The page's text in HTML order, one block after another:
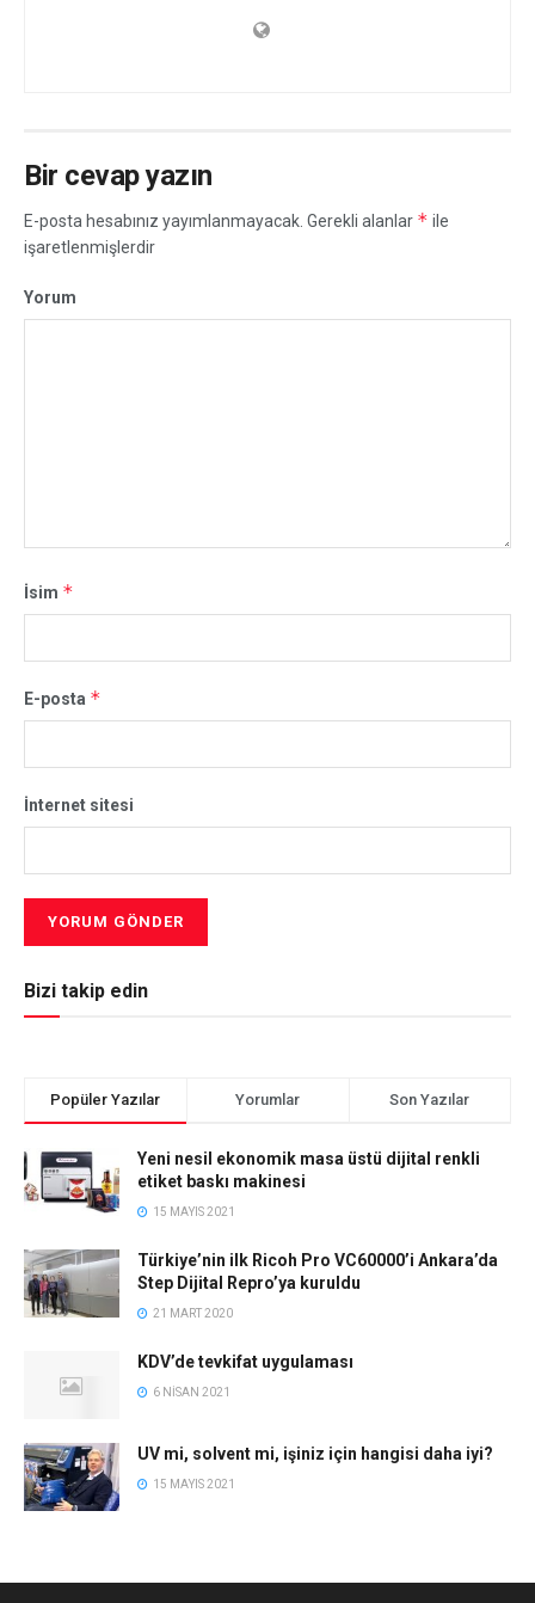
Bir cevap yazın
E-posta hesabınız yayımlanmayacak. Gerekli alanlar * ile
işaretlenmişlerdir
Yorum
İsim *
E-posta *
İnternet sitesi
Bizi takip edin
Popüler Yazılar Yorumlar Son Yazılar
Yeni nesil ekonomik masa üstü dijital renkli
etiket baskı makinesi
15 MAYIS 2021
Türkiye’nin ilk Ricoh Pro VC60000’i Ankara’da
Step Dijital Repro’ya kuruldu
21 MART 2020
KDV’de tevkifat uygulaması
6 NISAN 2021
UV mi, solvent mi, işiniz için hangisi daha iyi?
15 MAYIS 2021